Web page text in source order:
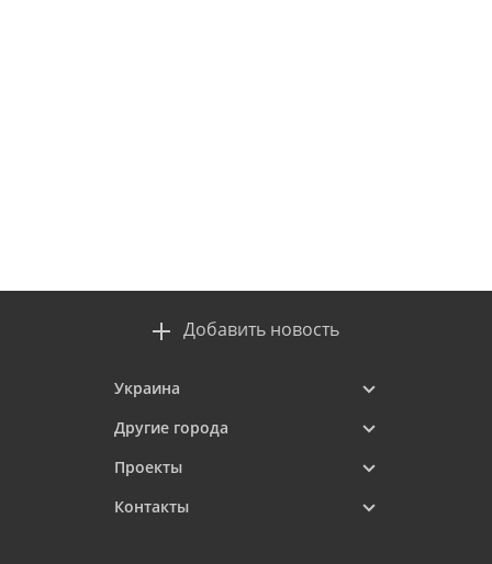
Добавить новость
Украина
Другие города
Проекты
Контакты